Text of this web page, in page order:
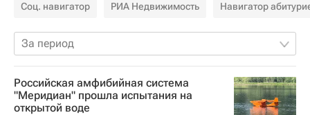
Соц. навигатор РИА Недвижимость Навигатор
За период
Российская амфибийная система
"Меридиан" прошла испытания на
открытой воде